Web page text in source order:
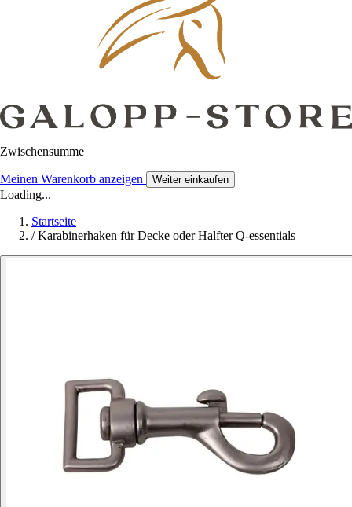
Zwischensumme
Meinen Warenkorb anzeigen Weiter einkaufen
Loading...
Startseite
/ Karabinerhaken für Decke oder Halfter Q-essentials